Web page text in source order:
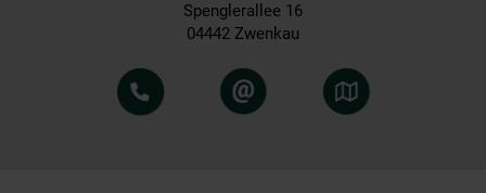
Spenglerallee 16
04442 Zwenkau